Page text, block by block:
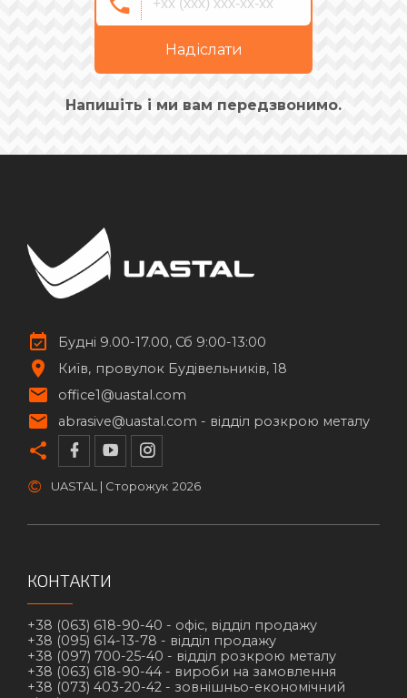
Надіслати
Напишіть і ми вам передзвонимо.
Будні 9.00-17.00, Сб 9:00-13:00
Київ
провулок Будівельників, 18
office1@uastal.com
abrasive@uastal.com - відділ розкрою металу
© UASTAL | Сторожук 2026
КОНТАКТИ
+38 (063) 618-90-40 - офіс, відділ продажу
+38 (095) 614-13-78 - відділ продажу
+38 (097) 700-25-40 - відділ розкрою металу
+38 (063) 618-90-44 - вироби на замовлення
+38 (073) 403-20-42 - зовнішньо-економічний